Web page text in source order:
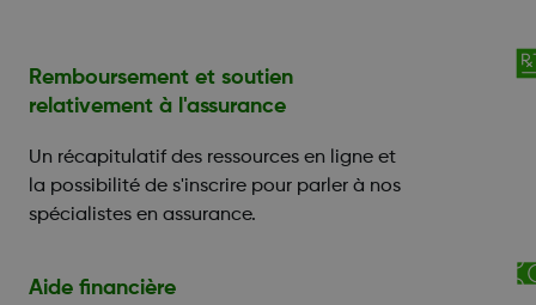
Remboursement et soutien
relativement à l'assurance
Un récapitulatif des ressources en ligne et
la possibilité de s'inscrire pour parler à nos
spécialistes en assurance.
Aide financière